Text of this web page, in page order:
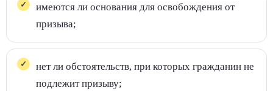
имеются ли основания для освобождения от
призыва;
нет ли обстоятельств, при которых гражданин не
подлежит призыву;